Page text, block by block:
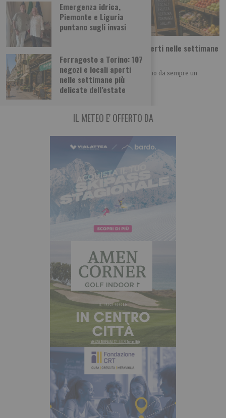
Emergenza idrica,
Piemonte e Liguria
puntano sugli invasi
Ferragosto a Torino: 107
negozi e locali aperti
nelle settimane più
delicate dell’estate
Ferragosto a Torino: 107 negozi e locali aperti nelle settimane
più delicate dell’estate
Le settimane a cavallo di Ferragosto rappresentano da sempre un
periodo particolarmente delicato per chi
IL METEO E' OFFERTO DA